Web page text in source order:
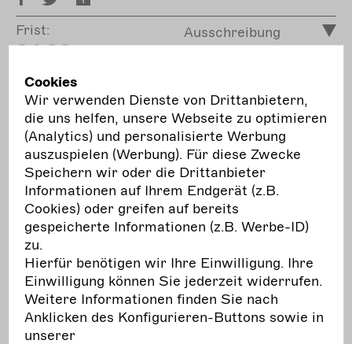
Frist:
24.02.
Fr.
Ausschreibung
Ausschreibung für den Vera Gerdau Preis 2023
Die ASSITEJ vergibt 2023 in Kooperation mit
der Vera Gerdau Stiftung erstmals diesen
neuen, mit 15.000€ dotierten Preis:
Es werden Projekte, Einrichtungen oder
Persönlichkeiten des Kinder- und
Jugendtheaters ausgezeichnet, die sich in
herausragender Weise für die allumfassende
Einbeziehung junger Menschen mit
unterschiedlichen Behinderungsperspektiven
engagieren.
mehrerfahren
Cookies
Wir verwenden Dienste von Drittanbietern,
die uns helfen, unsere Webseite zu optimieren
(Analytics) und personalisierte Werbung
auszuspielen (Werbung). Für diese Zwecke
Speichern wir oder die Drittanbieter
Informationen auf Ihrem Endgerät (z.B.
Cookies) oder greifen auf bereits
gespeicherte Informationen (z.B. Werbe-ID)
zu.
Hierfür benötigen wir Ihre Einwilligung. Ihre
Einwilligung können Sie jederzeit widerrufen.
Weitere Informationen finden Sie nach
Anklicken des Konfigurieren-Buttons sowie in
unserer